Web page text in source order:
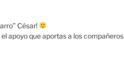
César!
apoyo que aportas a los compañeros